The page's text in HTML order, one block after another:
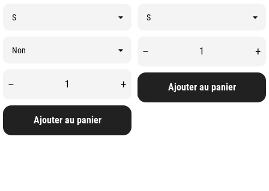
– +
Ajouter au panier
– +
Ajouter au panier